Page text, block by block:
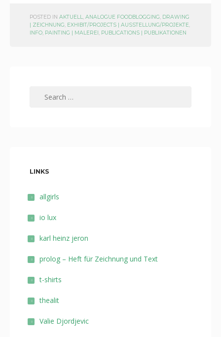
POSTED IN AKTUELL, ANALOGUE FOODBLOGGING, DRAWING
| ZEICHNUNG, EXHIBIT/PROJECTS | AUSSTELLUNG/PROJEKTE,
INFO, PAINTING | MALEREI, PUBLICATIONS | PUBLIKATIONEN
LINKS
allgirls
io lux
karl heinz jeron
prolog – Heft für Zeichnung und Text
t-shirts
thealit
Valie Djordjevic